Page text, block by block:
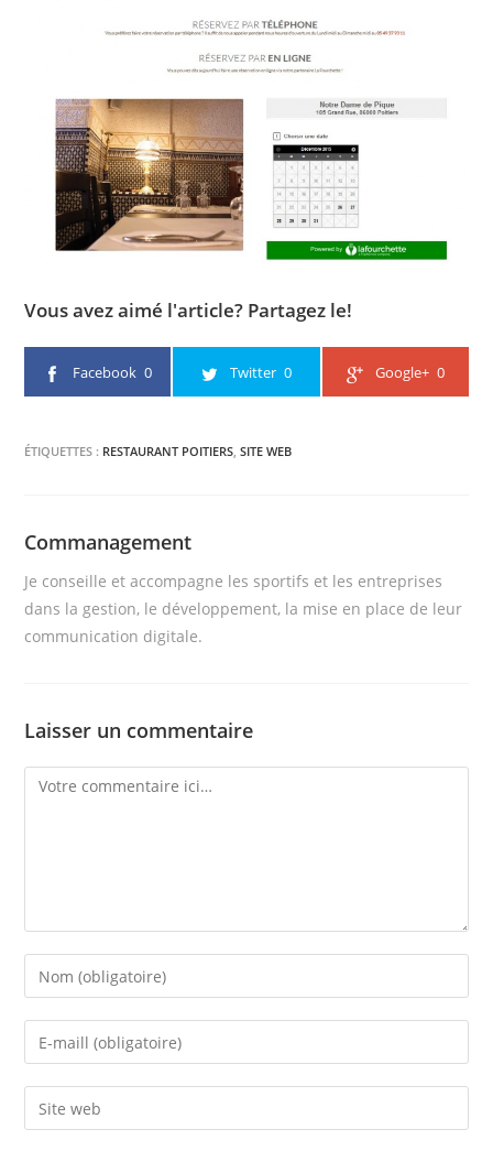
Vous avez aimé l'article? Partagez le!
Facebook 0 Twitter 0 Google+ 0
ÉTIQUETTES : RESTAURANT POITIERS,SITE WEB
Commanagement
Je conseille et accompagne les sportifs et les entreprises
dans la gestion, le développement, la mise en place de leur
communication digitale.
Laisser un commentaire